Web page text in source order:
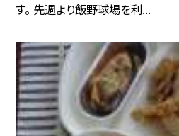
す。 先週より飯野球場を利...